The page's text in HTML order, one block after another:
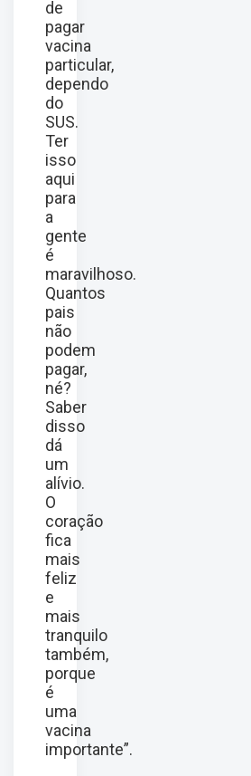
de
pagar
vacina
particular,
dependo
do
SUS.
Ter
isso
aqui
para
a
gente
é
maravilhoso.
Quantos
pais
não
podem
pagar,
né?
Saber
disso
dá
um
alívio.
O
coração
fica
mais
feliz
e
mais
tranquilo
também,
porque
é
uma
vacina
importante”.